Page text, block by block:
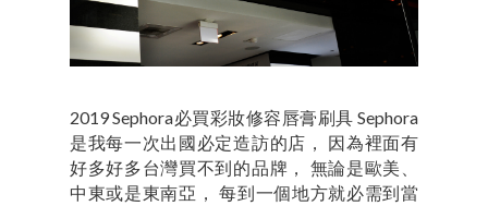
2019 Sephora必買彩妝修容唇膏刷具 Sephora
是我每一次出國必定造訪的店， 因為裡面有
好多好多台灣買不到的品牌， 無論是歐美、
中東或是東南亞， 每到一個地方就必需到當